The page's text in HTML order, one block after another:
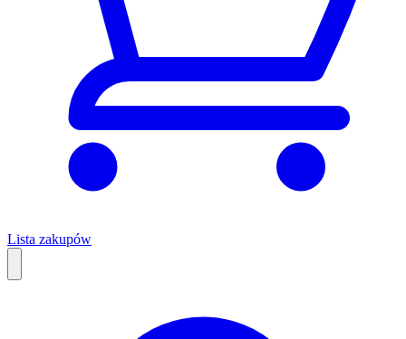
Lista zakupów